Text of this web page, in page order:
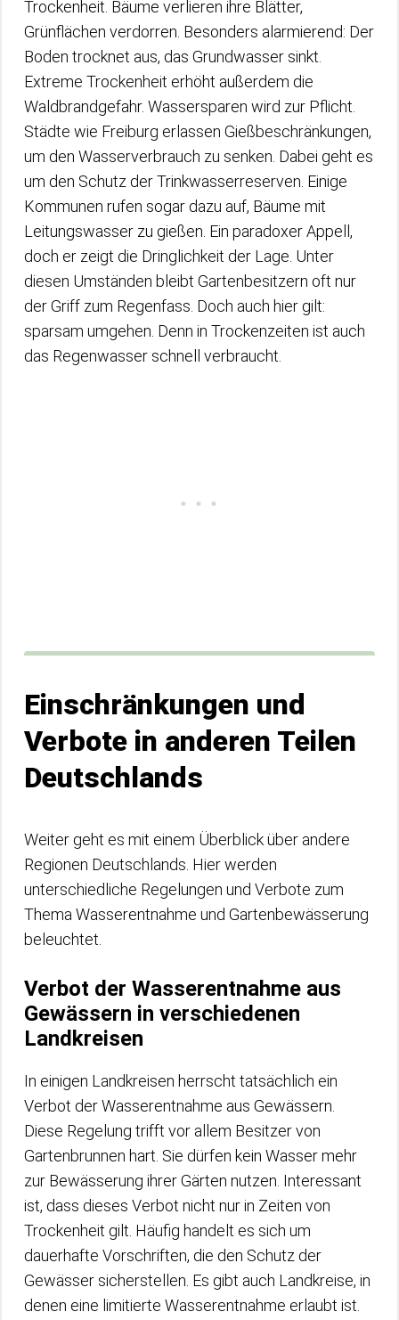
Trockenheit. Bäume verlieren ihre Blätter,
Grünflächen verdorren. Besonders alarmierend: Der
Boden trocknet aus, das Grundwasser sinkt.
Extreme Trockenheit erhöht außerdem die
Waldbrandgefahr. Wassersparen wird zur Pflicht.
Städte wie Freiburg erlassen Gießbeschränkungen,
um den Wasserverbrauch zu senken. Dabei geht es
um den Schutz der Trinkwasserreserven. Einige
Kommunen rufen sogar dazu auf, Bäume mit
Leitungswasser zu gießen. Ein paradoxer Appell,
doch er zeigt die Dringlichkeit der Lage. Unter
diesen Umständen bleibt Gartenbesitzern oft nur
der Griff zum Regenfass. Doch auch hier gilt:
sparsam umgehen. Denn in Trockenzeiten ist auch
das Regenwasser schnell verbraucht.
Einschränkungen und
Verbote in anderen Teilen
Deutschlands
Weiter geht es mit einem Überblick über andere
Regionen Deutschlands. Hier werden
unterschiedliche Regelungen und Verbote zum
Thema Wasserentnahme und Gartenbewässerung
beleuchtet.
Verbot der Wasserentnahme aus
Gewässern in verschiedenen
Landkreisen
In einigen Landkreisen herrscht tatsächlich ein
Verbot der Wasserentnahme aus Gewässern.
Diese Regelung trifft vor allem Besitzer von
Gartenbrunnen hart. Sie dürfen kein Wasser mehr
zur Bewässerung ihrer Gärten nutzen. Interessant
ist, dass dieses Verbot nicht nur in Zeiten von
Trockenheit gilt. Häufig handelt es sich um
dauerhafte Vorschriften, die den Schutz der
Gewässer sicherstellen. Es gibt auch Landkreise, in
denen eine limitierte Wasserentnahme erlaubt ist.